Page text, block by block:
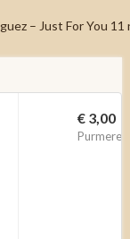
– Just For You
€ 3,00